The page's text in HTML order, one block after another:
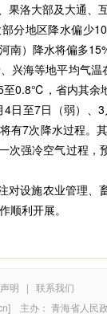
洛大部及大通、
分地区降水偏少
）降水将偏多
海等地平均气
至0.8℃，省内其余
至7日（弱）、
7次降水过程。
强冷空气过程
设施农业管理、
顺利开展。
明 | 联系我们
主办： 青海省人民